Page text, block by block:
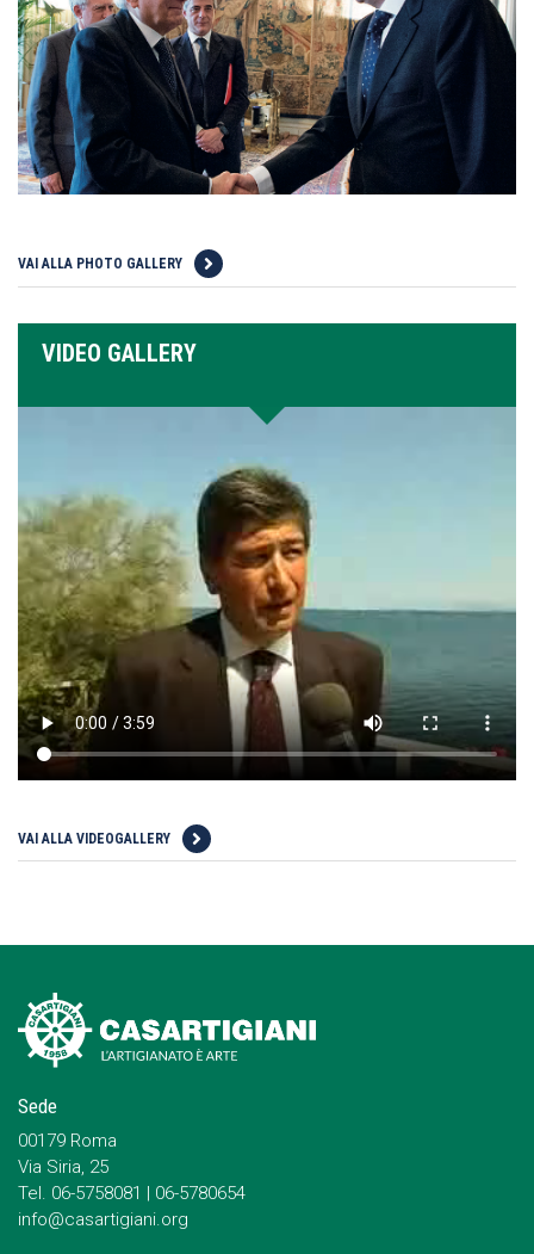
VAI ALLA PHOTO GALLERY
VIDEO GALLERY
VAI ALLA VIDEOGALLERY
Sede
00179 Roma
Via Siria, 25
Tel. 06-5758081 | 06-5780654
info@casartigiani.org